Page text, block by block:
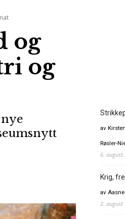
og
og
av
Røsler-
6. august
Krig,
av
2. august